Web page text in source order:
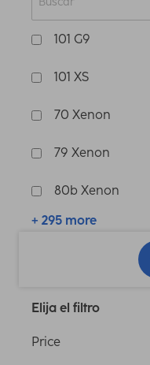
101 G9
101 XS
70 Xenon
79 Xenon
80b Xenon
+ 295 more
Elija el filtro
Price